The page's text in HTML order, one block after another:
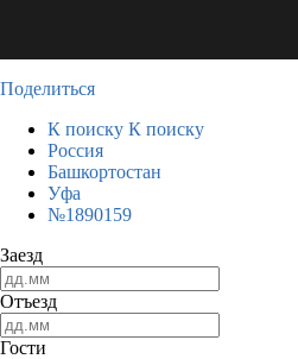
Поделиться
К поиску К поиску
Россия
Башкортостан
Уфа
№1890159
Заезд
Отъезд
Гости